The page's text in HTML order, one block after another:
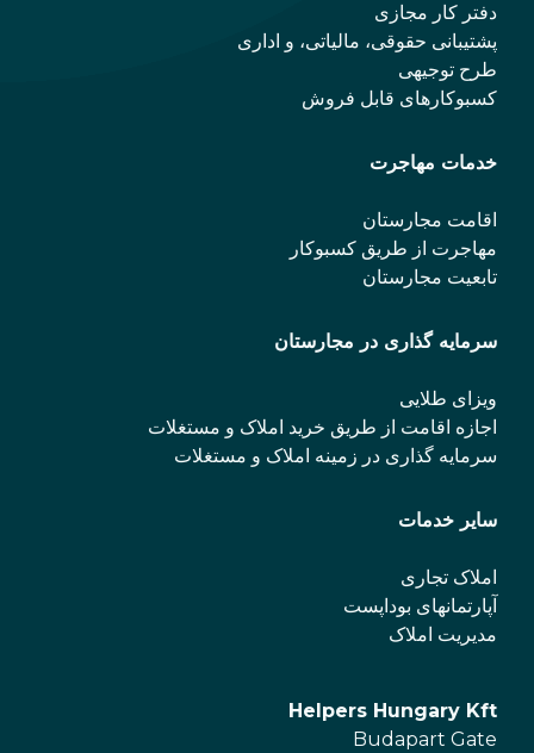
دفتر کار مجازی
پشتیبانی حقوقی، مالیاتی، و اداری
طرح توجیهی
کسبوکارهای قابل فروش
خدمات مهاجرت
اقامت مجارستان
مهاجرت از طریق کسبوکار
تابعیت مجارستان
سرمایه گذاری در مجارستان
ویزای طلایی
اجازه اقامت از طریق خرید املاک و مستغلات
سرمایه گذاری در زمینه املاک و مستغلات
سایر خدمات
املاک تجاری
آپارتمانهای بوداپست
مدیریت املاک
Helpers Hungary Kft
Budapart Gate